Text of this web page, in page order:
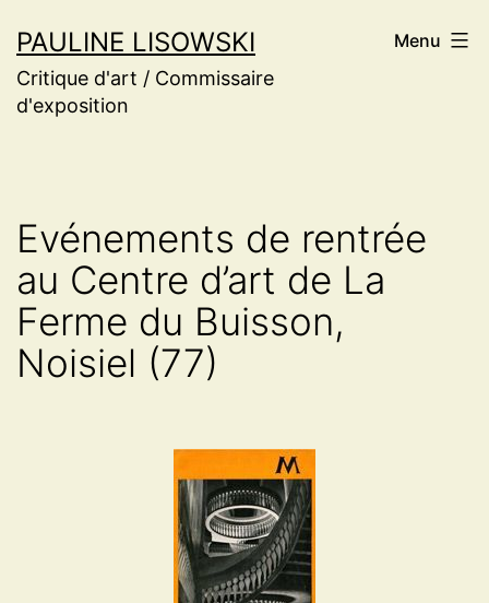
au
contenu
PAULINE LISOWSKI
Critique d'art / Commissaire
d'exposition
Menu
Evénements de rentrée
au Centre d’art de La
Ferme du Buisson,
Noisiel (77)